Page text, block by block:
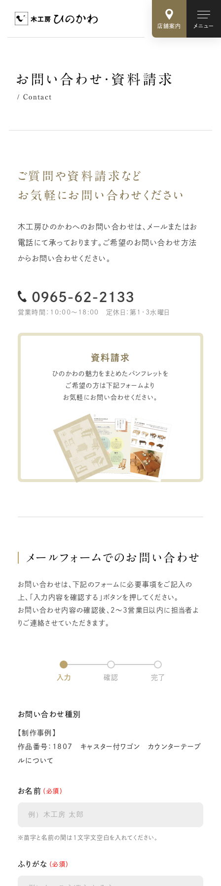
店舗案内 メニュー
お 問 い 合 わ せ ・ 資 料 請 求
Contact
ご質問や資料請求など
お気軽に お問い合わせください
木工房ひのかわへのお問い合わせは、メールまたはお
電話にて承っております。 ご希望のお問い合わせ方法
からお問い合わせください。
0965-62-2133
営業時間：10:00〜18:00 定休日：第1・3水曜日
資料請求
ひのかわの魅力をまとめたパンフレットを
ご希望の方は下記フォームより
お気軽にお問い合わせください。
メールフォームでのお問い合わせ
お問い合わせは、下記のフォームに必要事項をご記入の
上、「入力内容を確認する」ボタンを押してください。
お問い合わせ内容の確認後、2～3営業日以内に担当者よ
りご連絡させていただきます。
入力 確認 完了
お問い合わせ種別
【制作事例】
作品番号：1807 キャスター付ワゴン カウンターテーブ
ルについて
お名前 （必須）
※苗字と名前の間は1文字文空白を入れてください。
ふりがな （必須）